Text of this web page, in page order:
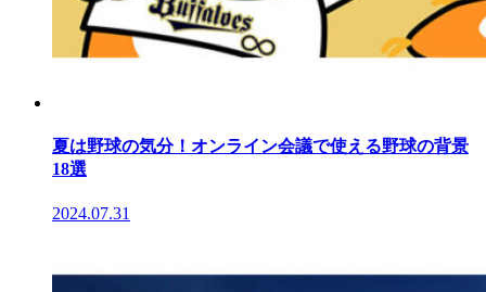
夏は野球の気分！オンライン会議で使える野球の背景
18選
2024.07.31